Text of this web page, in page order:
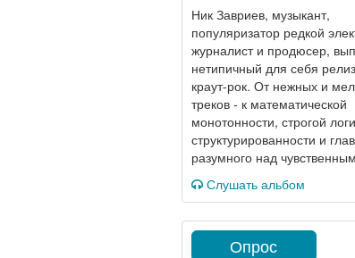
Ник Завриев, музыкант,
популяризатор редкой
журналист и продюсер,
нетипичный для себя
краут-рок. От нежных и
треков - к математической
монотонности, строгой
структурированности и
разумного над
Слушать альбом
Опрос